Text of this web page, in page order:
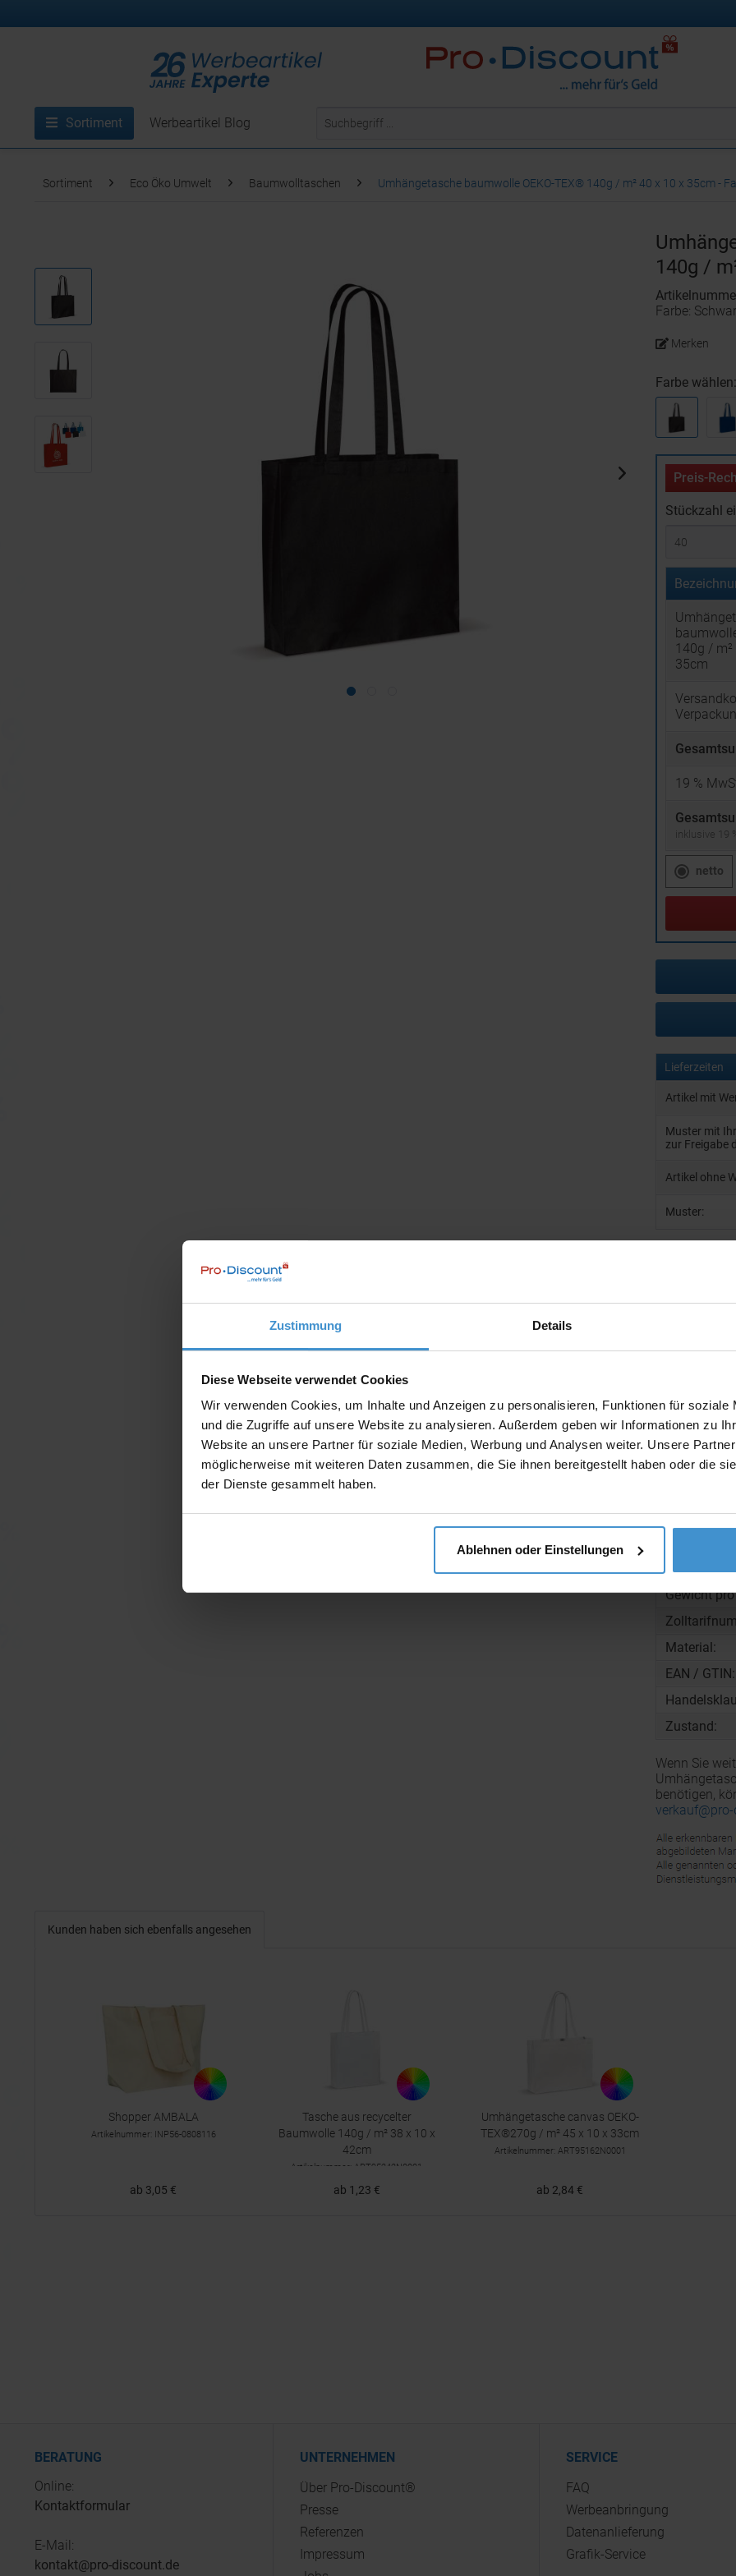
Zustimmung Details
Diese Webseite verwendet Cookies
Wir verwenden Cookies, um Inhalte und Anzeigen zu personalisieren, Funktionen für soziale
und die Zugriffe auf unsere Website zu analysieren. Außerdem geben wir Informationen zu
Website an unsere Partner für soziale Medien, Werbung und Analysen weiter. Unsere
möglicherweise mit weiteren Daten zusammen, die Sie ihnen bereitgestellt haben oder die
der Dienste gesammelt haben.
Ablehnen oder Einstellungen
Sortiment Werbeartikel Blog
Sortiment Eco Öko Umwelt Baumwolltaschen Umhängetasche baumwolle OEKO-TEX® 140g / m² 40 x 10 x 35cm -
140g /
Farbe:
Merken
Farbe wählen:
Preis-
Stückzahl
140g /
35cm
19 %
inklusive 19
netto
Lieferzeiten
Artikel mit
Muster mit
zur Freigabe
Artikel ohne
Muster:
Ausführung:
Gewicht:
Menge pro
Gewicht
Material:
EAN / GTIN:
Zustand:
Wenn Sie
benötigen,
Kunden haben sich ebenfalls angesehen
Shopper AMBALA
Artikelnummer: INP56-0808116
ab 3,05 €
Tasche aus recycelter
Baumwolle 140g / m² 38 x 10 x
42cm
Artikelnummer: ART95242N0001
ab 1,23 €
Umhängetasche canvas OEKO-
TEX®270g / m² 45 x 10 x 33cm
Artikelnummer: ART95162N0001
ab 2,84 €
BERATUNG
Online:
Kontaktformular
E-Mail:
kontakt@pro-discount.de
UNTERNEHMEN
Über Pro-Discount®
Presse
Referenzen
Impressum
SERVICE
FAQ
Werbeanbringung
Datenanlieferung
Grafik-Service